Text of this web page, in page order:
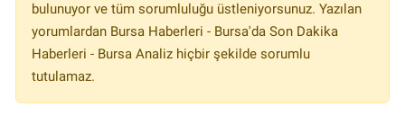
bulunuyor ve tüm sorumluluğu üstleniyorsunuz. Yazılan
yorumlardan Bursa Haberleri - Bursa'da Son Dakika
Haberleri - Bursa Analiz hiçbir şekilde sorumlu
tutulamaz.